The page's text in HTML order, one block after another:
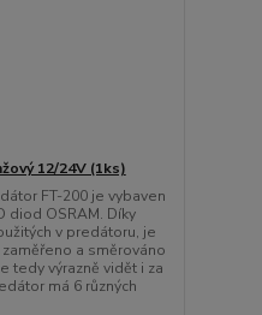
12/24V (1ks)
FT-200 je vybaven
diod OSRAM. Díky
v predátoru, je
a směrováno
tedy výrazně vidět i za
má 6 různých